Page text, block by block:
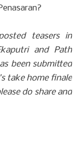
teasers in
and Path
been submitted
take home finale
do share and